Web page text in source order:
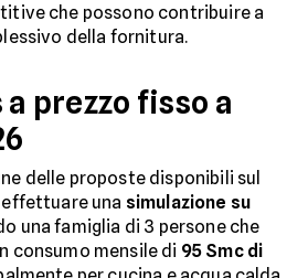
che possono contribuire a
della fornitura.
prezzo fisso a
delle proposte disponibili sul
una simulazione su
una famiglia di 3 persone che
consumo mensile di 95 Smc di